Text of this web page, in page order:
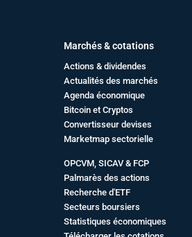
Marchés & cotations
Actions & dividendes
Actualités des marchés
Agenda économique
Bitcoin et Cryptos
Convertisseur devises
Marketmap sectorielle
OPCVM, SICAV & FCP
Palmarès des actions
Recherche d'ETF
Secteurs boursiers
Statistiques économiques